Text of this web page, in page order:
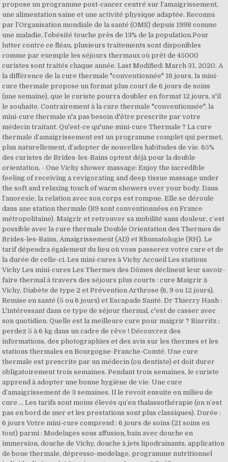
propose un programme post-cancer centré sur l’amaigrissement,
une alimentation saine et une activité physique adaptée. Reconnu
par l’Organisation mondiale de la santé (OMS) depuis 1998 comme
une maladie, l’obésité touche près de 13% de la population.Pour
lutter contre ce fléau, plusieurs traitements sont disponibles
comme par exemple les séjours thermaux où prêt de 45000
curistes sont traités chaque année. Last Modified: March 31, 2020. A
la différence de la cure thermale "conventionnée" 18 jours, la mini-
cure thermale propose un format plus court de 6 jours de soins
(une semaine), que le curiste pourra doubler en format 12 jours, s'il
le souhaite. Contrairement à la cure thermale "conventionnée", la
mini-cure thermale n'a pas besoin d'être prescrite par votre
médecin traitant. Qu'est-ce qu'une mini-cure Thermale ? La cure
thermale d’amaigrissement est un programme complet qui permet,
plus naturellement, d’adopter de nouvelles habitudes de vie. 65%
des curistes de Brides-les-Bains optent déjà pour la double
orientation. - One Vichy shower massage: Enjoy the incredible
feeling of receiving a revigorating and deep tissue massage under
the soft and relaxing touch of warm showers over your body. Dans
l’anorexie, la relation avec son corps est rompue. Elle se déroule
dans une station thermale (89 sont conventionnées en France
métropolitaine). Maigrir et retrouver sa mobilité sans douleur, c’est
possible avec la cure thermale Double Orientation des Thermes de
Brides-les-Bains, Amaigrissement (AD) et Rhumatologie (RH). Le
tarif dépendra également du lieu où vous passerez votre cure et de
la durée de celle-ci. Les mini-cures à Vichy Accueil Les stations
Vichy Les mini-cures Les Thermes des Dômes déclinent leur savoir-
faire thermal à travers des séjours plus courts : cure Maigrir à
Vichy, Diabète de type 2 et Prévention Arthrose (6, 9 ou 12 jours),
Remise en santé (5 ou 6 jours) et Escapade Santé. Dr Thierry Hanh :
L'intéressant dans ce type de séjour thermal, c'est de casser avec
son quotidien. Quelle est la meilleure cure pour maigrir ? Biarritz :
perdez 5 à 6 kg dans un cadre de rêve ! Découvrez des
informations, des photographies et des avis sur les thermes et les
stations thermales en Bourgogne-Franche-Comté. Une cure
thermale est prescrite par un médecin (ou dentiste) et doit durer
obligatoirement trois semaines. Pendant trois semaines, le curiste
apprend à adopter une bonne hygiène de vie. Une cure
d’amaigrissement de 3 semaines. Il le revoit ensuite en milieu de
cure … Les tarifs sont moins élevés qu’en thalassothérapie (on n’est
pas en bord de mer et les prestations sont plus classiques). Durée :
6 jours Votre mini-cure comprend : 6 jours de soins (21 soins en
tout) parmi : Modelages sous affusion, bain avec douche en
immersion, douche de Vichy, douche à jets lipodrainants, application
de boue thermale, dépresso-modelage, programme nutritionnel